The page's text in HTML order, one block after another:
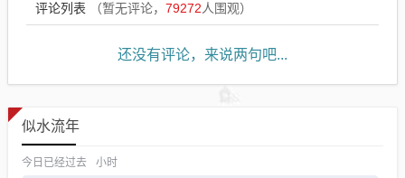
评论列表 （暂无评论， 79272人围观）
还没有评论，来说两句吧...
似水流年
今日已经过去 小时